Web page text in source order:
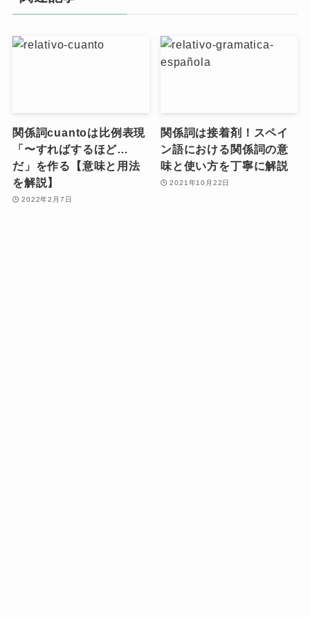
関係詞cuantoは比例表現
「〜すればするほど…
だ」を作る【意味と用法
を解説】
2022年2月7日
関係詞は接着剤！スペイ
ン語における関係詞の意
味と使い方を丁寧に解説
2021年10月22日